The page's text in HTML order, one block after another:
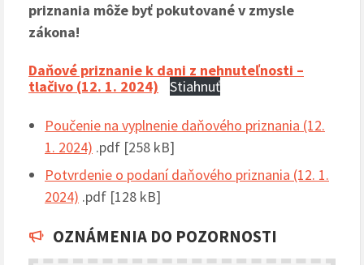
priznania môže byť pokutované v zmysle
zákona!
Daňové priznanie k dani z nehnuteľnosti –
tlačivo (12. 1. 2024)
Stiahnuť
Poučenie na vyplnenie daňového priznania (12.
1. 2024) .pdf [258 kB]
Potvrdenie o podaní daňového priznania (12. 1.
2024) .pdf [128 kB]
OZNÁMENIA DO POZORNOSTI